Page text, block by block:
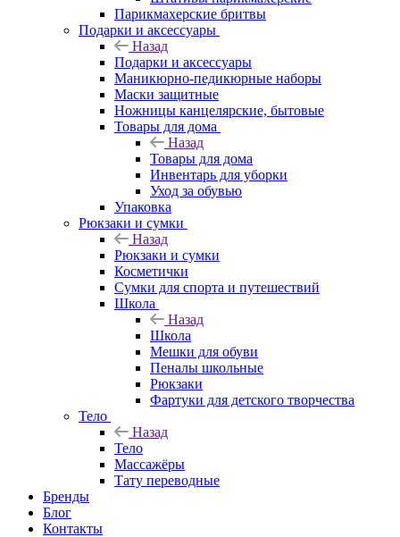
Парикмахерские бритвы
Подарки и аксессуары
Назад
Подарки и аксессуары
Маникюрно-педикюрные наборы
Маски защитные
Ножницы канцелярские, бытовые
Товары для дома
Назад
Товары для дома
Инвентарь для уборки
Уход за обувью
Упаковка
Рюкзаки и сумки
Назад
Рюкзаки и сумки
Косметички
Сумки для спорта и путешествий
Школа
Назад
Школа
Мешки для обуви
Пеналы школьные
Рюкзаки
Фартуки для детского творчества
Тело
Назад
Тело
Массажёры
Тату переводные
Бренды
Блог
Контакты